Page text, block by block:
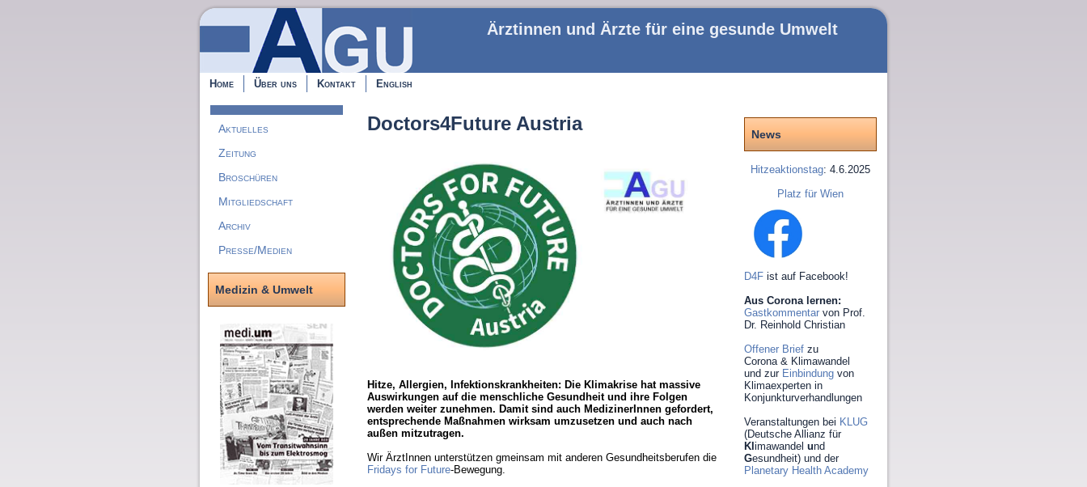
Ärztinnen und Ärzte für eine gesunde Umwelt
Home Über uns Kontakt English
Aktuelles
Zeitung
Broschüren
Mitgliedschaft
Archiv
Presse/Medien
Medizin & Umwelt
Doctors4Future Austria
Hitze, Allergien, Infektionskrankheiten: Die Klimakrise hat massive
Auswirkungen auf die menschliche Gesundheit und ihre Folgen
werden weiter zunehmen. Damit sind auch MedizinerInnen gefordert,
entsprechende Maßnahmen wirksam umzusetzen und auch nach
außen mitzutragen.
Wir ÄrztInnen unterstützen gmeinsam mit anderen Gesundheitsberufen die
Fridays for Future-Bewegung.
News
Hitzeaktionstag: 4.6.2025
Platz für Wien
D4F ist auf Facebook!
Aus Corona lernen:
Gastkommentar von Prof.
Dr. Reinhold Christian
Offener Brief zu
Corona & Klimawandel
und zur Einbindung von
Klimaexperten in
Konjunkturverhandlungen
Veranstaltungen bei KLUG
(Deutsche Allianz für
Kl imawandel und
Gesundheit) und der
Planetary Health Academy